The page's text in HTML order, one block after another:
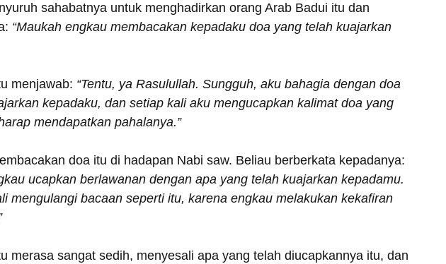
sahabatnya untuk menghadirkan orang Arab Badui itu dan
“Maukah engkau membacakan kepadaku doa yang telah kuajarkan
menjawab: “Tentu, ya Rasulullah. Sungguh, aku bahagia dengan doa
kepadaku, dan setiap kali aku mengucapkan kalimat doa yang
mendapatkan pahalanya.”
doa itu di hadapan Nabi saw. Beliau berberkata kepadanya:
ucapkan berlawanan dengan apa yang telah kuajarkan kepadamu.
mengulangi bacaan seperti itu, karena engkau melakukan kekafiran
merasa sangat sedih, menyesali apa yang telah diucapkannya itu, dan